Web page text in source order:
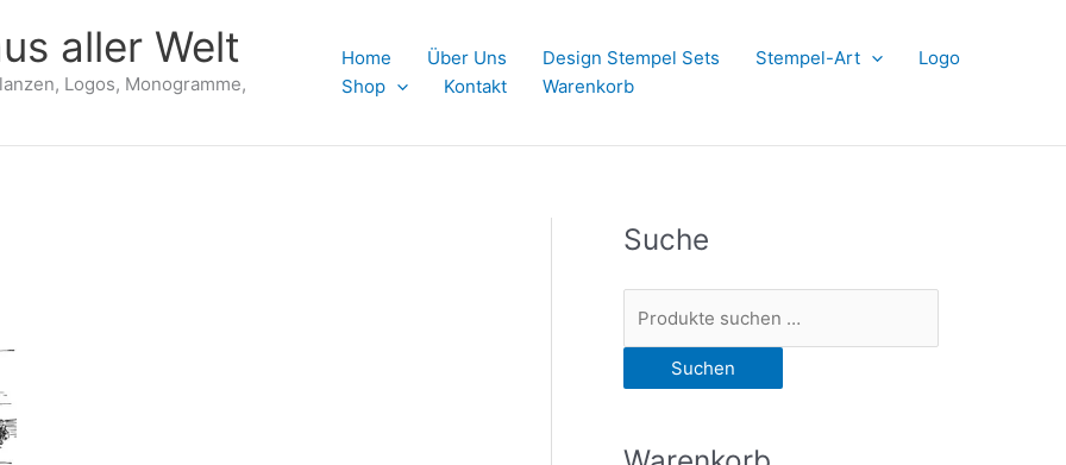
aller Welt
Logos, Monogramme,
Home Über Uns Design Stempel Sets Stempel-Art
Logo
Shop
Kontakt Warenkorb
Suche
u
e
Suchen